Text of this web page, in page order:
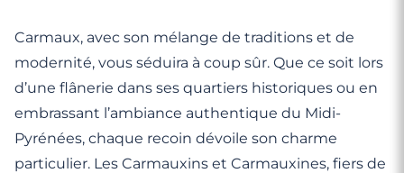
Carmaux, avec son mélange de traditions et de
modernité, vous séduira à coup sûr. Que ce soit lors
d’une flânerie dans ses quartiers historiques ou en
embrassant l’ambiance authentique du Midi-
Pyrénées, chaque recoin dévoile son charme
particulier. Les Carmauxins et Carmauxines, fiers de